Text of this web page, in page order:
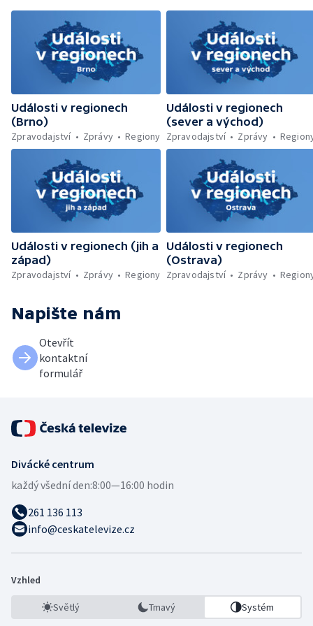
Náchodsku — Znovuotevření rozhledny na
Libíně — Obchvat Náchoda je zhruba v
polovině — Požár v kempu na Pardubicku —
Wonkův most po rekonstrukci — Letiště
Václava Havla odbavilo 8 milionů cestujících
— V Plzni přibývá nelegálních graffiti
Události v regionech
(Brno)
Zpravodajství
Zprávy Regiony
Události v regionech
(sever a východ)
Zpravodajství
Zprávy
Události v regionech (jih a
západ)
Zpravodajství
Zprávy Regiony
Události v regionech
(Ostrava)
Zpravodajství
Zprávy
Napište nám
Otevřít
kontaktní
formulář
Divácké centrum
každý všední den:8:00—16:00 hodin
261 136 113
info@ceskatelevize.cz
Vzhled
Světlý Tmavý Systém